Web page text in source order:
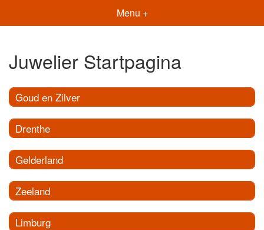
Menu +
Juwelier Startpagina
Goud en Zilver
Drenthe
Gelderland
Zeeland
Limburg